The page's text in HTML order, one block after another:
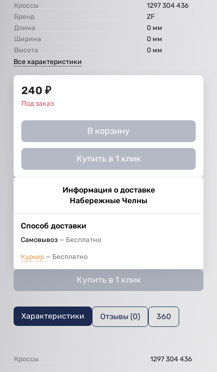
Кроссы
1297 304 436
Бренд
ZF
Длина
0 мм
Ширина
0 мм
Высота
0 мм
Все характеристики
240 ₽
Под заказ
В корзину
Купить в 1 клик
Информация о доставке
Набережные Челны
Способ доставки
Самовывоз Бесплатно
Курьер Бесплатно
Купить в 1 клик
Характеристики Отзывы (0) 360
Кроссы 1297 304 436